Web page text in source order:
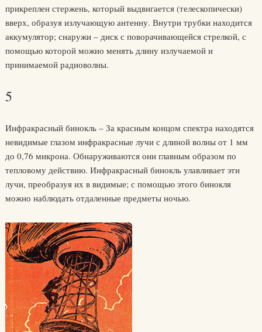
прикреплен стержень, который выдвигается (телескопически)
вверх, образуя излучающую антенну. Внутри трубки находится
аккумулятор; снаружи – диск с поворачивающейся стрелкой, с
помощью которой можно менять длину излучаемой и
принимаемой радиоволны.
5
Инфракрасный бинокль – За красным концом спектра находятся
невидимые глазом инфракрасные лучи с длиной волны от 1 мм
до 0,76 микрона. Обнаруживаются они главным образом по
тепловому действию. Инфракрасный бинокль улавливает эти
лучи, преобразуя их в видимые; с помощью этого бинокля
можно наблюдать отдаленные предметы ночью.